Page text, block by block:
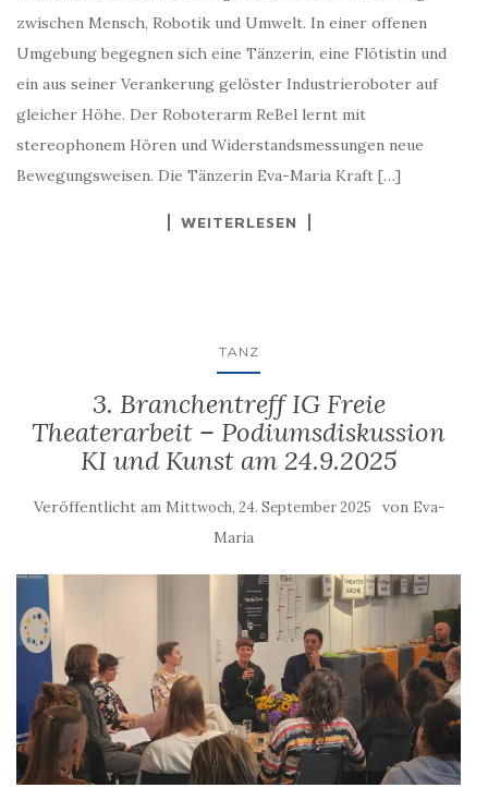
zwischen Mensch, Robotik und Umwelt. In einer offenen
Umgebung begegnen sich eine Tänzerin, eine Flötistin und
ein aus seiner Verankerung gelöster Industrieroboter auf
gleicher Höhe. Der Roboterarm ReBel lernt mit
stereophonem Hören und Widerstandsmessungen neue
Bewegungsweisen. Die Tänzerin Eva-Maria Kraft […]
WEITERLESEN
TANZ
3. Branchentreff IG Freie
Theaterarbeit – Podiumsdiskussion
KI und Kunst am 24.9.2025
Veröffentlicht am Mittwoch, 24. September 2025 von Eva-
Maria